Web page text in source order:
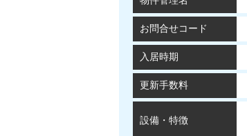
お問合せコード
入居時期
更新手数料
設備・特徴